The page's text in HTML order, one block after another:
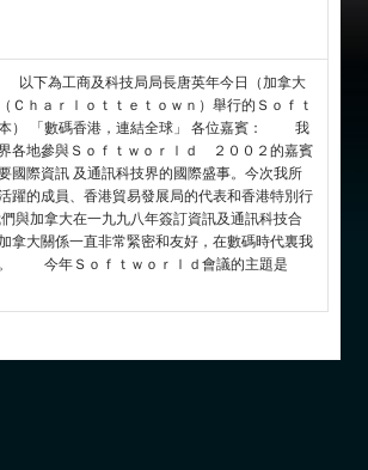
下為工商及科技局局長唐英年今日（加拿大
ｈａｒｌｏｔｔｅｔｏｗｎ）舉行的Ｓｏｆｔ
） 「數碼香港，連結全球」 各位嘉賓： 我
各地參與Ｓｏｆｔｗｏｒｌｄ ２００２的嘉賓
國際資訊 及通訊科技界的國際盛事。今次我所
躍的成員、香港貿易發展局的代表和香港特別行
加拿大在一九九八年簽訂資訊及通訊科技合
拿大關係一直非常緊密和友好，在數碼時代裏我
。 今年Ｓｏｆｔｗｏｒｌｄ會議的主題是